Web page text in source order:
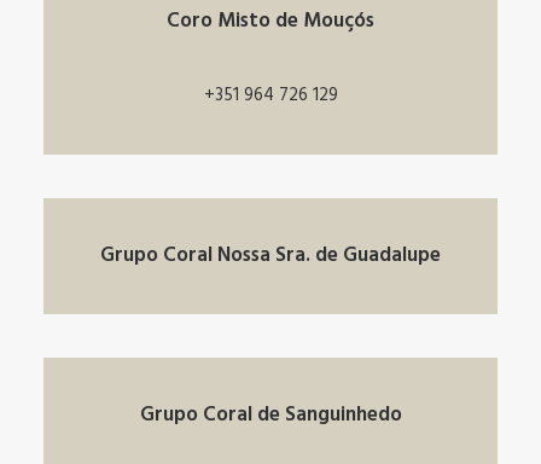
Coro Misto de Mouçós
+351 964 726 129
Grupo Coral Nossa Sra. de Guadalupe
Grupo Coral de Sanguinhedo